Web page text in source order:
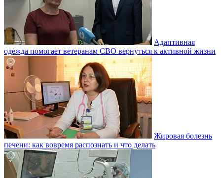
Адаптивная
одежда помогает ветеранам СВО вернуться к активной жизни
Жировая болезнь
печени: как вовремя распознать и что делать